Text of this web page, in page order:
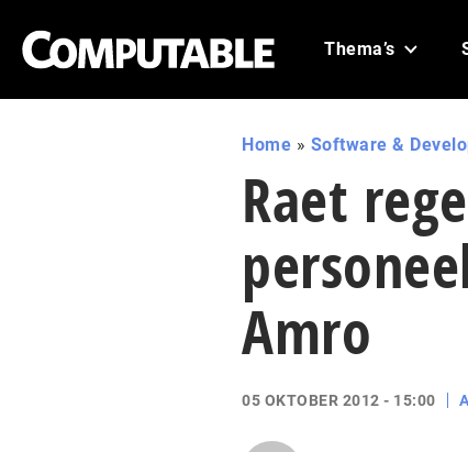
Thema’s
Home » Software &
Raet
Amro
05 OKTOBER 2012 - 15:00